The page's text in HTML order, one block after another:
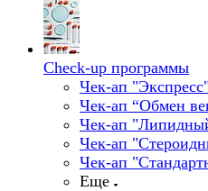
Check-up программы
Чек-ап
Чек-ап “Обмен
Чек-ап
Чек-ап
Чек-ап
Еще